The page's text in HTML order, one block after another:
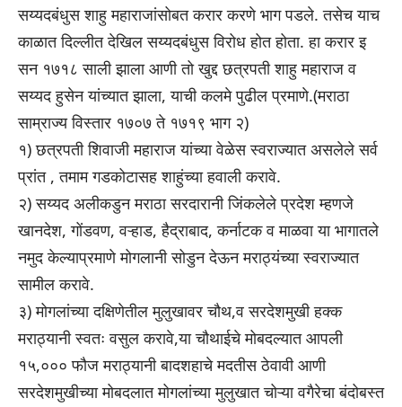
सय्यदबंधुस शाहु महाराजांसोबत करार करणे भाग पडले. तसेच याच
काळात दिल्लीत देखिल सय्यदबंधुस विरोध होत होता. हा करार इ
सन १७१८ साली झाला आणी तो खुद्द छत्रपती शाहु महाराज व
सय्यद हुसेन यांच्यात झाला, याची कलमे पुढील प्रमाणे.(मराठा
साम्राज्य विस्तार १७०७ ते १७१९ भाग २)
१) छत्रपती शिवाजी महाराज यांच्या वेळेस स्वराज्यात असलेले सर्व
प्रांत , तमाम गडकोटासह शाहुंच्या हवाली करावे.
२) सय्यद अलीकडुन मराठा सरदारानी जिंकलेले प्रदेश म्हणजे
खानदेश, गोंडवण, वऱ्हाड, हैद्राबाद, कर्नाटक व माळवा या भागातले
नमुद केल्याप्रमाणे मोगलानी सोडुन देऊन मराठ्यंच्या स्वराज्यात
सामील करावे.
३) मोगलांच्या दक्षिणेतील मुलुखावर चौथ,व सरदेशमुखी हक्क
मराठ्यानी स्वतः वसुल करावे,या चौथाईचे मोबदल्यात आपली
१५,००० फौज मराठ्यानी बादशहाचे मदतीस ठेवावी आणी
सरदेशमुखीच्या मोबदलात मोगलांच्या मुलुखात चोऱ्या वगैरेचा बंदोबस्त